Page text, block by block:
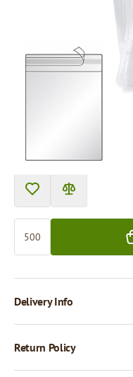
Product can be collected
Delivery Info
Return Policy